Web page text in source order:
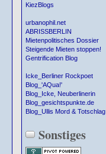
KiezBlogs
urbanophil.net
ABRISSBERLIN
Mietenpolitisches Dossier
Steigende Mieten stoppen!
Gentrification Blog
Icke_Berliner Rockpoet
Blog_'AQua!'
Blog_Icke, Neuberlinerin
Blog_gesichtspunkte.de
Blog_Ullis Mord & Totschlag
Sonstiges